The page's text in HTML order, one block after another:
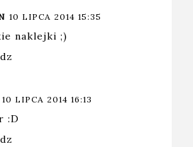
10 LIPCA 2014 15:35
naklejki ;)
10 LIPCA 2014 16:13
:D